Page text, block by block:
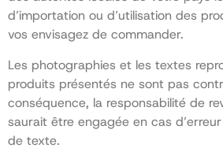
d’importation ou d’utilisation des
vos envisagez de commander.
Les photographies et les textes
produits présentés ne sont pas
conséquence, la responsabilité de
saurait être engagée en cas
de texte.